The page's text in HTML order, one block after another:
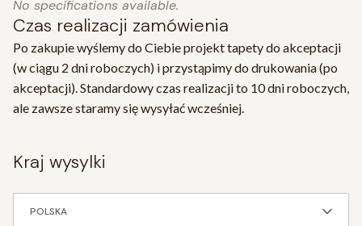
No specifications available.
Czas realizacji zamówienia
Po zakupie wyślemy do Ciebie projekt tapety do akceptacji
(w ciągu 2 dni roboczych) i przystąpimy do drukowania (po
akceptacji). Standardowy czas realizacji to 10 dni roboczych,
ale zawsze staramy się wysyłać wcześniej.
kraj wysylki
POLSKA